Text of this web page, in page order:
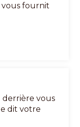
vous fournit
derrière vous
dit votre